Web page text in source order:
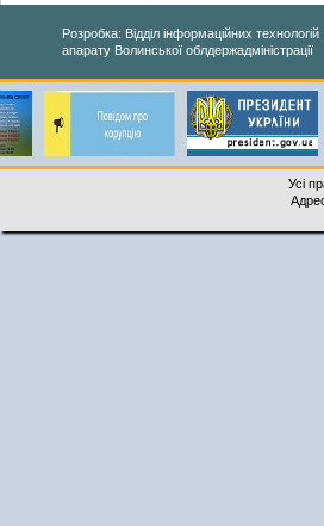
Розробка: Відділ інформаційних технологій
апарату Волинської облдержадміністрації
Усі